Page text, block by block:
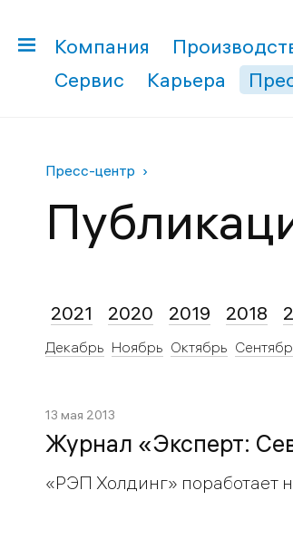
Компания
Сервис
Карьера
Пресс-центр
2021 2020 2019 2018
Декабрь Ноябрь Октябрь
13 мая 2013
Журнал «Эксперт:
«РЭП Холдинг» поработает